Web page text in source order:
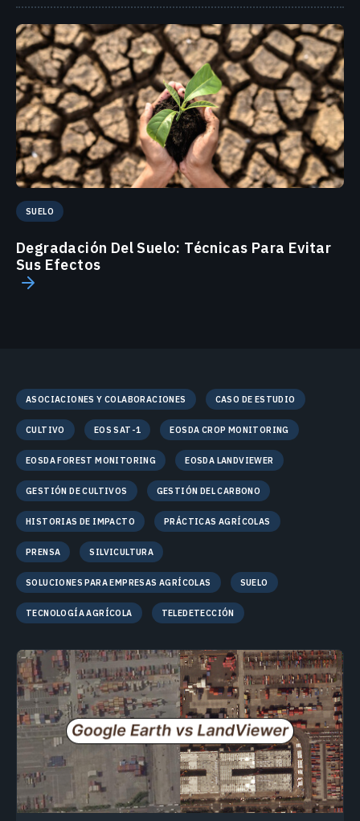
SUELO
Degradación Del Suelo: Técnicas Para Evitar
Sus Efectos
ASOCIACIONES Y COLABORACIONES CASO DE ESTUDIO
CULTIVO EOS SAT-1 EOSDA CROP MONITORING
EOSDA FOREST MONITORING EOSDA LANDVIEWER
GESTIÓN DE CULTIVOS GESTIÓN DEL CARBONO
HISTORIAS DE IMPACTO PRÁCTICAS AGRÍCOLAS
PRENSA SILVICULTURA
SOLUCIONES PARA EMPRESAS AGRÍCOLAS SUELO
TECNOLOGÍA AGRÍCOLA TELEDETECCIÓN